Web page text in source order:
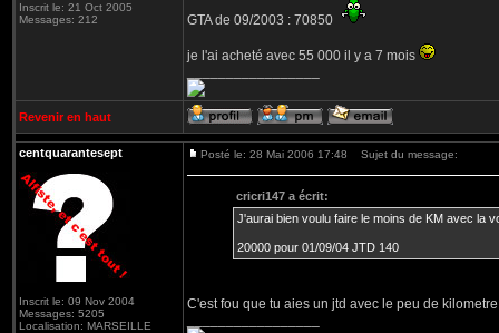
Inscrit le: 21 Oct 2005
Messages: 212
GTA de 09/2003 : 70850
je l'ai acheté avec 55 000 il y a 7 mois
Revenir en haut
centquarantesept
Inscrit le: 09 Nov 2004
Messages: 5205
Localisation: MARSEILLE
Posté le: 28 Mai 2006 17:48 Sujet du message:
cricri147 a écrit:
J'aurai bien voulu faire le moins de KM avec la
20000 pour 01/09/04 JTD 140
C'est fou que tu aies un jtd avec le peu de